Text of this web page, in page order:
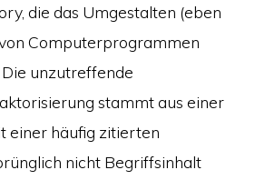
die das Umgestalten (eben
Computerprogrammen
unzutreffende
stammt aus einer
einer häufig zitierten
nicht Begriffsinhalt